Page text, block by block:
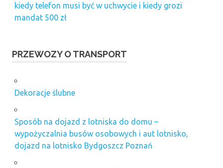
kiedy telefon musi być w uchwycie i kiedy grozi
mandat 500 zł
PRZEWOZY O TRANSPORT
Dekoracje ślubne
Sposób na dojazd z lotniska do domu –
wypożyczalnia busów osobowych i aut lotnisko,
dojazd na lotnisko Bydgoszcz Poznań